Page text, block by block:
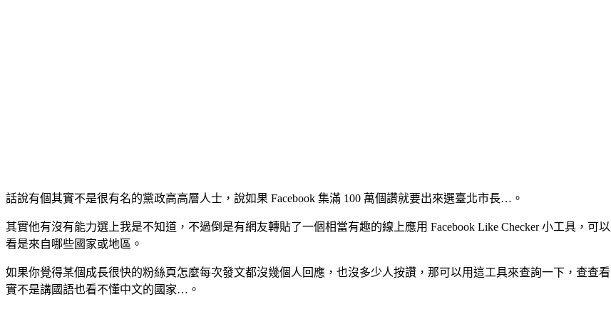
話說有個其實不是很有名的黨政高高層人士，說如果 Facebook 集滿 100 萬個讚就要出來選臺北市長…。
其實他有沒有能力選上我是不知道，不過倒是有網友轉貼了一個相當有趣的線上應用 Facebook Like Checker 小工具，
看是來自哪些國家或地區。
如果你覺得某個成長很快的粉絲頁怎麼每次發文都沒幾個人回應，也沒多少人按讚，那可以用這工具來查詢一下，查查
實不是講國語也看不懂中文的國家…。